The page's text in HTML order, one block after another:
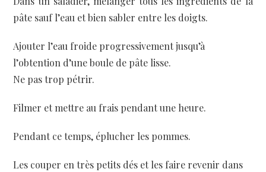
pâte sauf l’eau et bien sabler entre les doigts.
Ajouter l’eau froide progressivement jusqu’à
l’obtention d’une boule de pâte lisse.
Ne pas trop pétrir.
Filmer et mettre au frais pendant une heure.
Pendant ce temps, éplucher les pommes.
Les couper en très petits dés et les faire revenir dans